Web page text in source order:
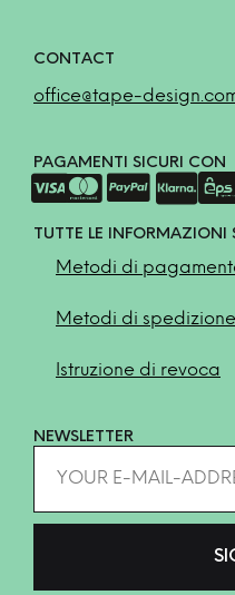
CONTACT
office@tape-
PAGAMENTI SICURI CON
TUTTE LE INFORMAZIONI
Metodi di
Metodi di spedizione
Istruzione di revoca
NEWSLETTER